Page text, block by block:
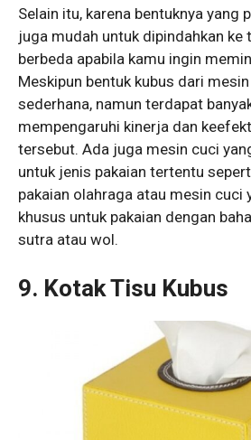
Selain itu, karena bentuknya yang
juga mudah untuk dipindahkan ke
berbeda apabila kamu ingin
Meskipun bentuk kubus dari
sederhana, namun terdapat
mempengaruhi kinerja dan
tersebut. Ada juga mesin cuci
untuk jenis pakaian tertentu
pakaian olahraga atau mesin cuci
khusus untuk pakaian dengan
sutra atau wol.
9. Kotak Tisu Kubus